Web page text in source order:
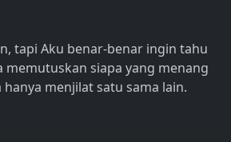
tapi Aku benar-benar ingin tahu
memutuskan siapa yang menang
menjilat satu sama lain.